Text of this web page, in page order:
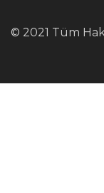
© 2021 Tüm